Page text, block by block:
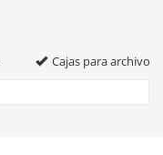
Cajas para archivo